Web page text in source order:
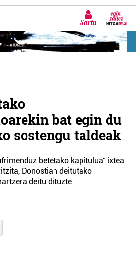
Sartu
bat egin du
sostengu taldeak
betetako kapitulua" ixtea
Donostian deitutako
deitu dituzte